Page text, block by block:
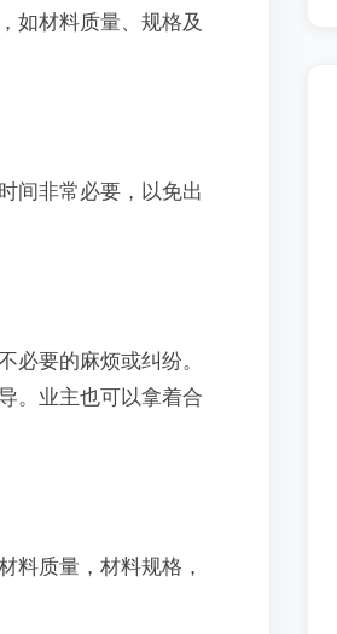
如材料质量、规格及
间非常必要，以免出
必要的麻烦或纠纷。
。业主也可以拿着合
料质量，材料规格，